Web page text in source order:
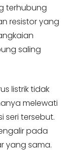
terhubung
resistor yang
saling
listrik tidak
melewati
seri tersebut.
pada
yang sama.